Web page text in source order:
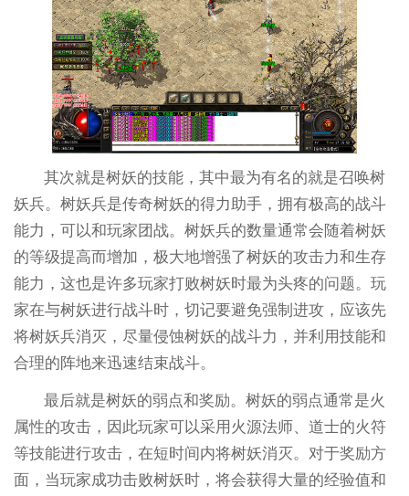
其次就是树妖的技能，其中最为有名的就是召唤树
妖兵。树妖兵是传奇树妖的得力助手，拥有极高的战斗
能力，可以和玩家团战。树妖兵的数量通常会随着树妖
的等级提高而增加，极大地增强了树妖的攻击力和生存
能力，这也是许多玩家打败树妖时最为头疼的问题。玩
家在与树妖进行战斗时，切记要避免强制进攻，应该先
将树妖兵消灭，尽量侵蚀树妖的战斗力，并利用技能和
合理的阵地来迅速结束战斗。
最后就是树妖的弱点和奖励。树妖的弱点通常是火
属性的攻击，因此玩家可以采用火源法师、道士的火符
等技能进行攻击，在短时间内将树妖消灭。对于奖励方
面，当玩家成功击败树妖时，将会获得大量的经验值和